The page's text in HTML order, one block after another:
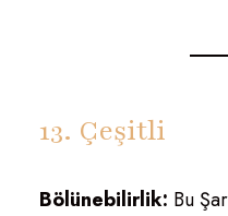
13. Çeşitli
Bölünebilirlik: Bu